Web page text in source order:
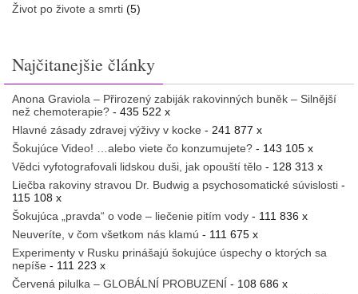
Život po živote a smrti (5)
Najčitanejšie články
Anona Graviola – Přirozený zabiják rakovinných buněk – Silnější
než chemoterapie? - 435 522 x
Hlavné zásady zdravej výživy v kocke - 241 877 x
Šokujúce Video! …alebo viete čo konzumujete? - 143 105 x
Vědci vyfotografovali lidskou duši, jak opouští tělo - 128 313 x
Liečba rakoviny stravou Dr. Budwig a psychosomatické súvislosti -
115 108 x
Šokujúca „pravda“ o vode – liečenie pitím vody - 111 836 x
Neuveríte, v čom všetkom nás klamú - 111 675 x
Experimenty v Rusku prinášajú šokujúce úspechy o ktorých sa
nepíše - 111 223 x
Červená pilulka – GLOBÁLNÍ PROBUZENÍ - 108 686 x